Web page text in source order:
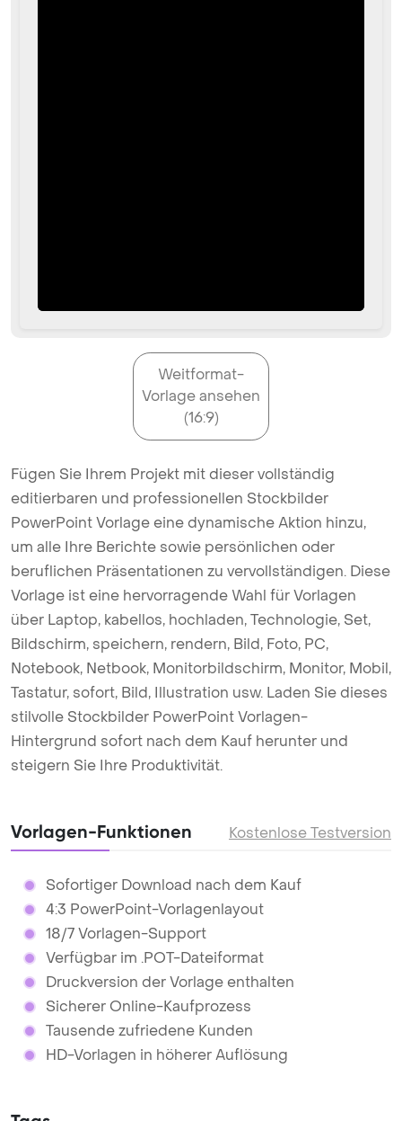
Weitformat-
Vorlage ansehen
(16:9)
Fügen Sie Ihrem Projekt mit dieser vollständig
editierbaren und professionellen Stockbilder
PowerPoint Vorlage eine dynamische Aktion hinzu,
um alle Ihre Berichte sowie persönlichen oder
beruflichen Präsentationen zu vervollständigen. Diese
Vorlage ist eine hervorragende Wahl für Vorlagen
über Laptop, kabellos, hochladen, Technologie, Set,
Bildschirm, speichern, rendern, Bild, Foto, PC,
Notebook, Netbook, Monitorbildschirm, Monitor, Mobil,
Tastatur, sofort, Bild, Illustration usw. Laden Sie dieses
stilvolle Stockbilder PowerPoint Vorlagen-
Hintergrund sofort nach dem Kauf herunter und
steigern Sie Ihre Produktivität.
Vorlagen-Funktionen Kostenlose Testversion
Sofortiger Download nach dem Kauf
4:3 PowerPoint-Vorlagenlayout
18/7 Vorlagen-Support
Verfügbar im .POT-Dateiformat
Druckversion der Vorlage enthalten
Sicherer Online-Kaufprozess
Tausende zufriedene Kunden
HD-Vorlagen in höherer Auflösung